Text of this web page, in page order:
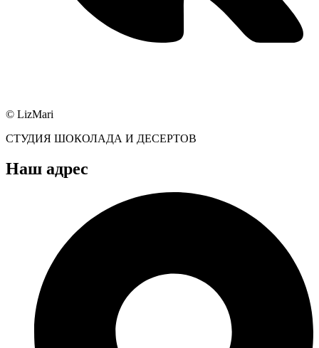
© LizMari
СТУДИЯ ШОКОЛАДА И ДЕСЕРТОВ
Наш адрес